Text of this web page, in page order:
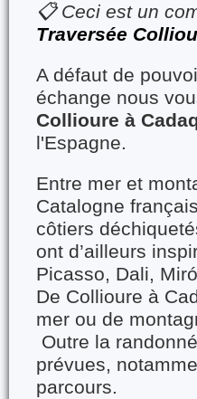
📋 Ceci est un
Traversée
A défaut de
échange nous
Collioure à
l'Espagne.
Entre mer et
Catalogne
côtiers
ont d’ailleurs
Picasso, Dali,
De Collioure à
mer ou de
Outre la
prévues,
parcours.